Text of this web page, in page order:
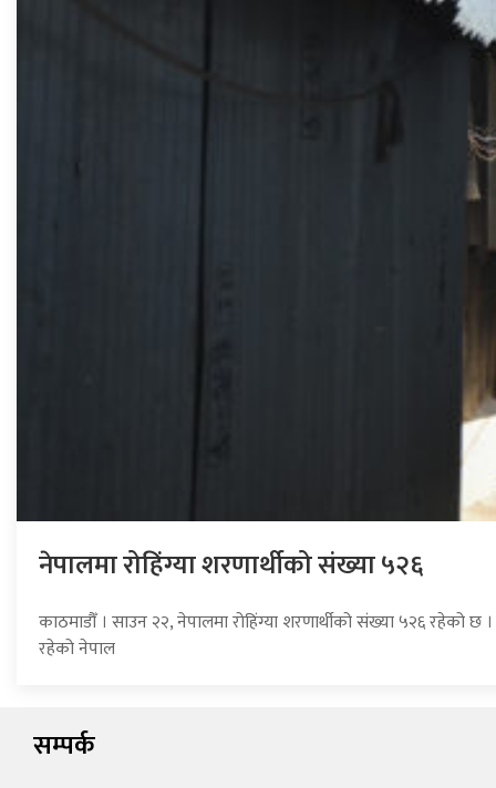
नेपालमा रोहिंग्या शरणार्थीको संख्या ५२६
काठमाडौँ । साउन २२, नेपालमा रोहिंग्या शरणार्थीको संख्या ५२६ रहेको छ
रहेको नेपाल
सम्पर्क